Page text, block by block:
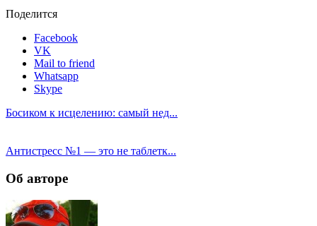
Поделится
Facebook
VK
Mail to friend
Whatsapp
Skype
Босиком к исцелению: самый нед...
Антистресс №1 — это не таблетк...
Об авторе